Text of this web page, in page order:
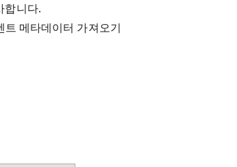
합니다.
메타데이터 가져오기